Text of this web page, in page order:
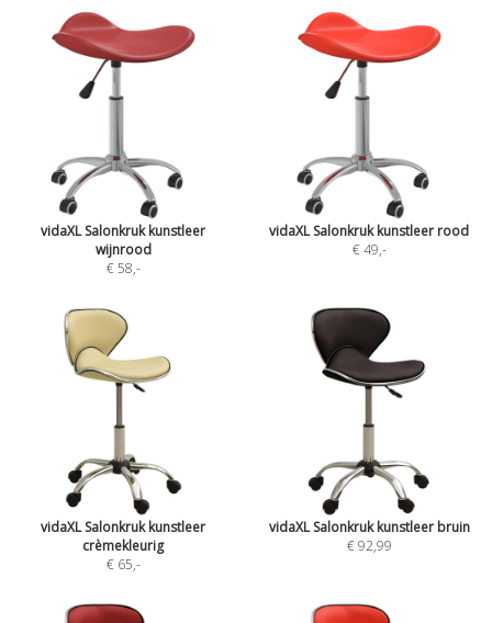
vidaXL Salonkruk kunstleer
wijnrood
€ 58,-
vidaXL Salonkruk kunstleer rood
€ 49,-
vidaXL Salonkruk kunstleer
crèmekleurig
€ 65,-
vidaXL Salonkruk kunstleer bruin
€ 92,99